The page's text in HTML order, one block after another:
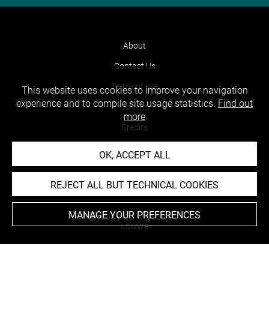
About
Contact Us
Terms of use
Cookies
Credits
This website uses cookies to improve your navigation
experience and to compile site usage statistics. Find out
more
OK, ACCEPT ALL
REJECT ALL BUT TECHNICAL COOKIES
MANAGE YOUR PREFERENCES